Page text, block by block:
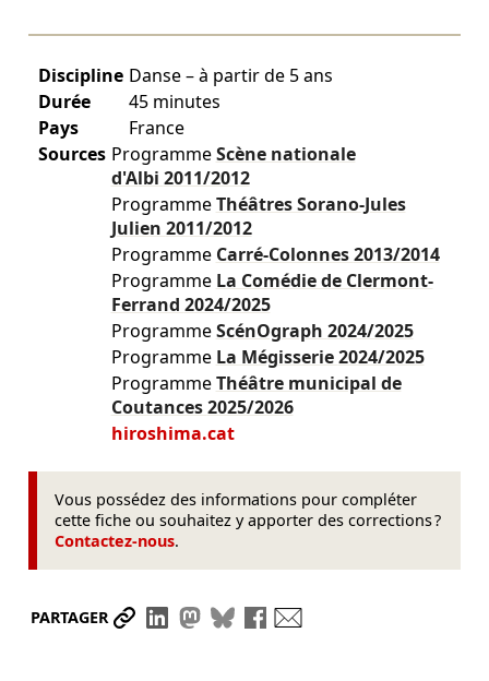
Discipline Danse – à partir de 5 ans
Durée
45 minutes
Pays
France
Sources ProgrammeScène nationale
d'Albi 2011/2012
ProgrammeThéâtres Sorano-Jules
Julien 2011/2012
Programme Carré-Colonnes2013/2014
Programme La Comédie de Clermont-
Ferrand 2024/2025
ProgrammeScénOgraph 2024/2025
Programme La Mégisserie2024/2025
ProgrammeThéâtre municipal de
Coutances2025/2026
hiroshima.cat
Vous possédez des informations pour compléter
cette fiche ou souhaitez y apporter des corrections ?
Contactez-nous.
PARTAGER Partager le lien
Partager sur LinkedIn
Partager sur Mastodon
Partager sur Bluesky
Partager sur Facebook